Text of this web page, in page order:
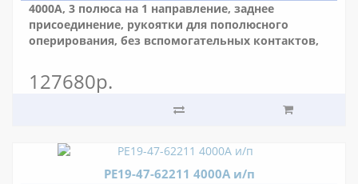
4000А, 3 полюса на 1 направление, заднее
присоединение, рукоятки для пополюсного
оперирования, без вспомогательных контактов,
127680р.
РЕ19-47-62211 4000А и/п